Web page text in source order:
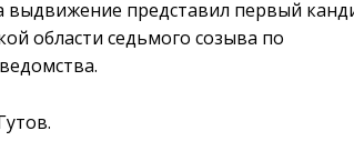
представил первый
области седьмого созыва по